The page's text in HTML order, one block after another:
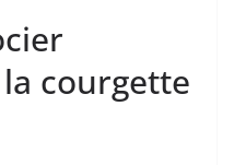
courgette